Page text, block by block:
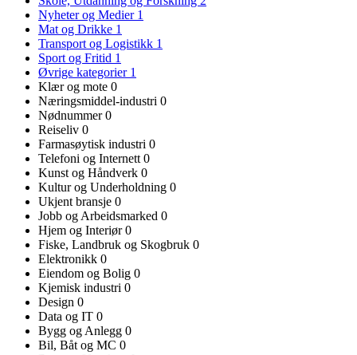
Nyheter og Medier 1
Mat og Drikke 1
Transport og Logistikk 1
Sport og Fritid 1
Øvrige kategorier 1
Klær og mote 0
Næringsmiddel-industri 0
Nødnummer0
Reiseliv 0
Farmasøytisk industri 0
Telefoni og Internett 0
Kunst og Håndverk 0
Kultur og Underholdning 0
Ukjent bransje 0
Jobb og Arbeidsmarked 0
Hjem og Interiør0
Fiske, Landbruk og Skogbruk 0
Elektronikk 0
Eiendom og Bolig 0
Kjemisk industri 0
Design 0
Data og IT 0
Bygg og Anlegg 0
Bil, Båt og MC 0